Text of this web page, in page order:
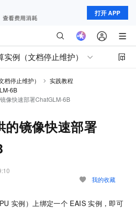
打开 APP
例（文档停止维护）
档停止维护）
实践教程
6B
像快速部署ChatGLM-6B
的镜像快速部署
我的收藏
实例）上绑定一个 EAIS 实例，即可